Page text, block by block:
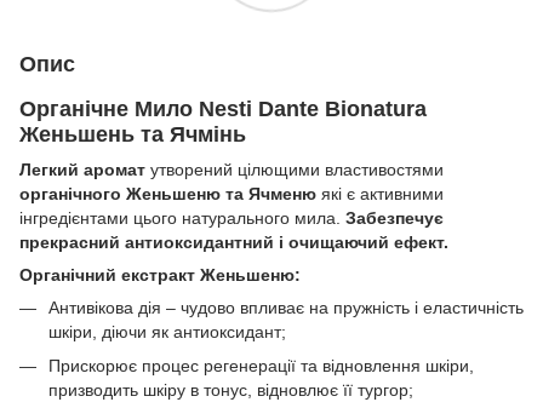
Опис
Органічне Мило Nesti Dante Bionatura
Женьшень та Ячмінь
Легкий аромат утворений цілющими властивостями
органічного Женьшеню та Ячменю які є активними
інгредієнтами цього натурального мила. Забезпечує
прекрасний антиоксидантний і очищаючий ефект.
Органічний екстракт Женьшеню:
Антивікова дія – чудово впливає на пружність і еластичність
шкіри, діючи як антиоксидант;
Прискорює процес регенерації та відновлення шкіри,
призводить шкіру в тонус, відновлює її тургор;